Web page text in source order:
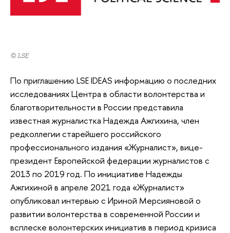
© LSE
По приглашению LSE IDEAS информацию о последних
исследованиях Центра в области волонтерства и
благотворительности в России представила
известная журналистка Надежда Ажгихина, член
редколлегии старейшего российского
профессионального издания «Журналист», вице-
президент Европейской федерации журналистов с
2013 по 2019 год. По инициативе Надежды
Ажгихиной в апреле 2021 года «Журналист»
опубликовал интервью с Ириной Мерсияновой о
развитии волонтерства в современной России и
всплеске волонтерских инициатив в период кризиса